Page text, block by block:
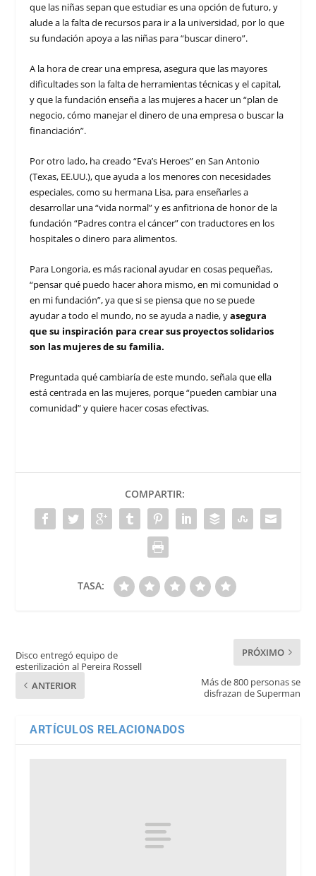
que las niñas sepan que estudiar es una opción de futuro, y
alude a la falta de recursos para ir a la universidad, por lo que
su fundación apoya a las niñas para “buscar dinero”.
A la hora de crear una empresa, asegura que las mayores
dificultades son la falta de herramientas técnicas y el capital,
y que la fundación enseña a las mujeres a hacer un “plan de
negocio, cómo manejar el dinero de una empresa o buscar la
financiación”.
Por otro lado, ha creado “Eva’s Heroes” en San Antonio
(Texas, EE.UU.), que ayuda a los menores con necesidades
especiales, como su hermana Lisa, para enseñarles a
desarrollar una “vida normal” y es anfitriona de honor de la
fundación “Padres contra el cáncer” con traductores en los
hospitales o dinero para alimentos.
Para Longoria, es más racional ayudar en cosas pequeñas,
“pensar qué puedo hacer ahora mismo, en mi comunidad o
en mi fundación”, ya que si se piensa que no se puede
ayudar a todo el mundo, no se ayuda a nadie, yasegura
que su inspiración para crear sus proyectos solidarios
son las mujeres de su familia.
Preguntada qué cambiaría de este mundo, señala que ella
está centrada en las mujeres, porque “pueden cambiar una
comunidad” y quiere hacer cosas efectivas.
COMPARTIR:
TASA:
Disco entregó equipo de
esterilización al Pereira Rossell
ANTERIOR
PRÓXIMO
Más de 800 personas se
disfrazan de Superman
ARTÍCULOS RELACIONADOS